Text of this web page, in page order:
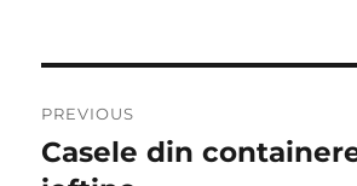
navigation
PREVIOUS
Previous
Casele din